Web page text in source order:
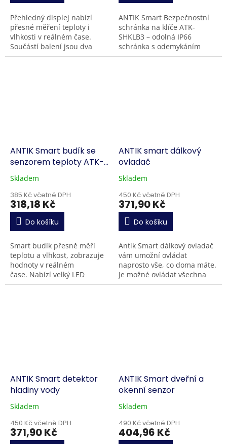
Přehledný displej nabízí
přesné měření teploty i
vlhkosti v reálném čase.
Součástí balení jsou dva
externí 433 MHz senzory,
ANTIK Smart Bezpečnostní
schránka na klíče ATK-
SHKLB3 – odolná IP66
schránka s odemykáním
otiskem prstu, PIN kódem a
ANTIK Smart budík se
senzorem teploty ATK-
CLK1-WTH
Skladem
385 Kč včetně DPH
318,18 Kč
Do košíku
Smart budík přesně měří
teplotu a vlhkost, zobrazuje
hodnoty v reálném
čase. Nabízí velký LED
displej s nastavitelným
ANTIK smart dálkový
ovladač
Skladem
450 Kč včetně DPH
371,90 Kč
Do košíku
Antik Smart dálkový ovladač
vám umožní ovládat
naprosto vše, co doma máte.
Je možné ovládat všechna
zařízení, pomocí
ANTIK Smart detektor
hladiny vody
Skladem
450 Kč včetně DPH
371,90 Kč
ANTIK Smart dveřní a
okenní senzor
Skladem
490 Kč včetně DPH
404,96 Kč